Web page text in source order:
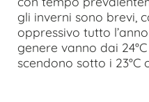
gli inverni sono brevi,
oppressivo tutto
genere vanno dai
scendono sotto i 23°C